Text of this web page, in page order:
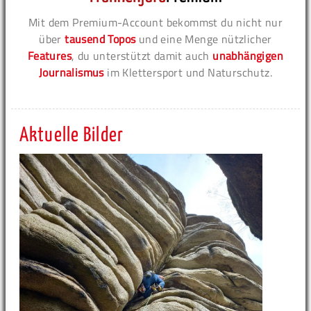
Mit dem Premium-Account bekommst du nicht nur
übertausend Toposund eine Menge nützlicher
Features, du unterstützt damit auch unabhängigen
Journalismusim Klettersport und Naturschutz.
Aktuelle Bilder